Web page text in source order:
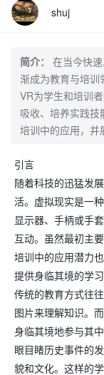
shuj
简介：
在当今快
渐成为教育与培训
VR为学生和培训
吸收、培养实践
培训中的应用，并
引言
随着科技的迅猛发
活。虚拟现实是一
显示器、手柄或手
互动。虽然最初主
培训中的应用潜力也
提供身临其境的学
传统的教育方式往
图片来理解知识。
身临其境地参与其
眼目睹历史事件的
貌和文化。这样的